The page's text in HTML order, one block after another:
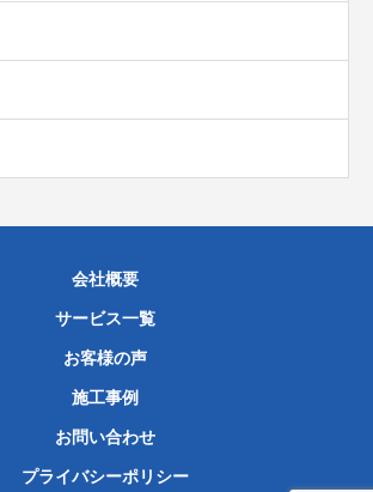
会社概要
サービス一覧
お客様の声
施工事例
お問い合わせ
プライバシーポリシー